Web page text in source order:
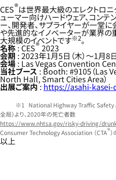
CES®は世界最大級のエレクトロ
ューマー向けハードウェア、コンテ
ー、開発者、サプライヤーが一堂
や先進的なイノベーターが業界
大規模のイベントです※2。
名称: CES®2023
会期 : 2023年1月5日（木）～1月8
会場 : Las Vegas Convention
当社ブース : Booth: #9105（Las
North Hall, Smart Cities Area）
出展ご案内: https://asahi-kasei-
National Highway Traffic Safety
全局）より、2020年の死亡者数
https://www.nhtsa.gov/risky-driving/
Consumer Technology Association （CTA®
以上